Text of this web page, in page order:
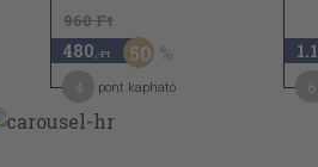
960 Ft
480 ,-Ft 50
pont kapható